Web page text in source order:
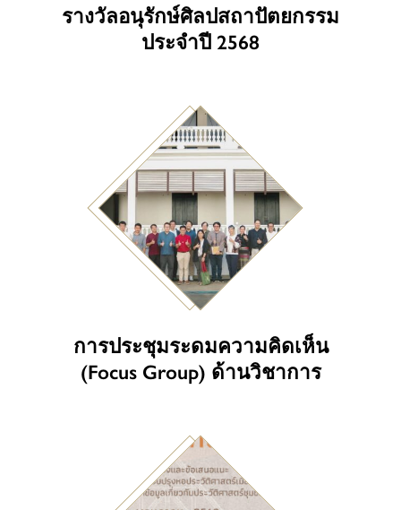
รางวัลอนุรักษ์ศิลปสถาปัตยกรรม
ประจำปี 2568
การประชุมระดมความคิดเห็น
(Focus Group) ด้านวิชาการ